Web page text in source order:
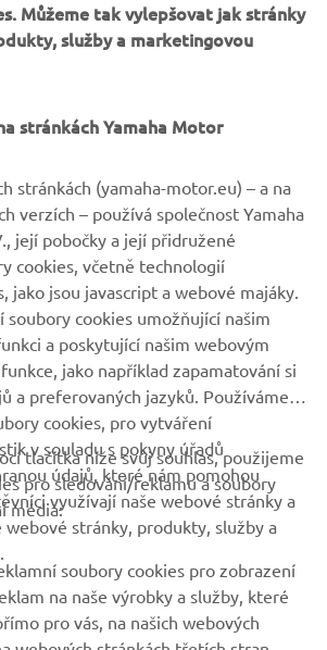
Můžeme tak vylepšovat jak stránky
služby a marketingovou
stránkách Yamaha Motor
stránkách (yamaha-motor.eu) – a na
verzích – používá společnost Yamaha
její pobočky a její přidružené
cookies, včetně technologií
jako jsou javascript a webové majáky.
soubory cookies umožňující našim
a poskytující našim webovým
jako například zapamatování si
a preferovaných jazyků. Používáme
cookies, pro vytváření
v souladu s pokyny úřadů
údajů, které nám pomohou
využívají naše webové stránky a
webové stránky, produkty, služby a
tlačítka níže svůj souhlas, použijeme
pro sledování/reklamu a soubory
média:
soubory cookies pro zobrazení
na naše výrobky a služby, které
pro vás, na našich webových